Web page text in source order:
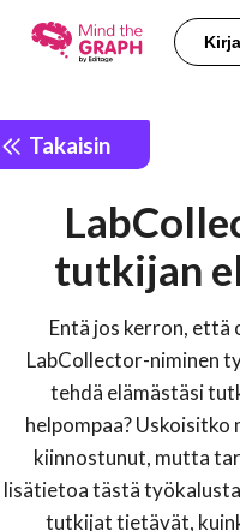
Takaisin
tutkijan
Entä jos kerron, että
LabCollector-niminen
tehdä elämästäsi
helpompaa? Uskoisitko
kiinnostunut, mutta
lisätietoa tästä
tutkijat tietävät,